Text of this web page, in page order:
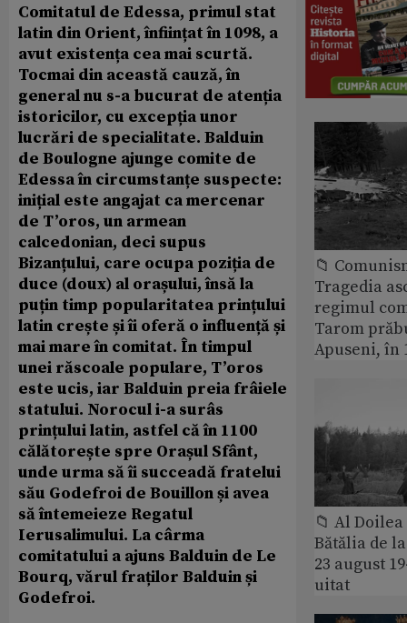
Comitatul de Edessa, primul stat
latin din Orient, înființat în 1098, a
avut existența cea mai scurtă.
Tocmai din această cauză, în
general nu s-a bucurat de atenția
istoricilor, cu excepția unor
lucrări de specialitate. Balduin
de Boulogne ajunge comite de
Edessa în circumstanțe suspecte:
inițial este angajat ca mercenar
de T’oros, un armean
calcedonian, deci supus
Bizanțului, care ocupa poziția de
duce (doux) al orașului, însă la
puțin timp popularitatea prințului
latin crește și îi oferă o influență și
mai mare în comitat. În timpul
unei răscoale populare, T’oros
este ucis, iar Balduin preia frâiele
statului. Norocul i-a surâs
prințului latin, astfel că în 1100
călătorește spre Orașul Sfânt,
unde urma să îi succeadă fratelui
său Godefroi de Bouillon și avea
să întemeieze Regatul
Ierusalimului. La cârma
comitatului a ajuns Balduin de Le
Bourq, vărul fraților Balduin și
Godefroi.
📁
Tragedia
regimul
Tarom
Apuseni, în
📁 Al
Bătălia de
23 august
uitat